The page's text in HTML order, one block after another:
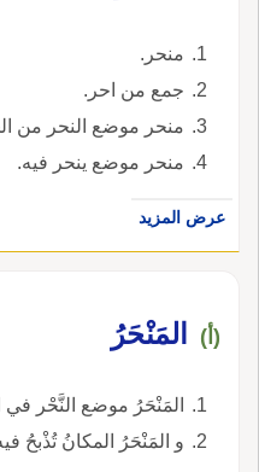
منحر.
جمع من احر.
منحر موضع النحر من
منحر موضع ينحر فيه.
عرض المزيد
(أ) المَنْحَرُ
المَنْحَرُ موضع النَّحْر في
و المَنْحَرُ المكانُ تُذْبحُ